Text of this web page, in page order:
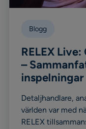
Blogg
RELEX
–
inspelningar
Detaljhandlare,
världen var med
RELEX